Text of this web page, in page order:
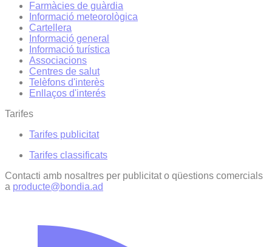
Farmàcies de guàrdia
Informació meteorològica
Cartellera
Informació general
Informació turística
Associacions
Centres de salut
Telèfons d'interès
Enllaços d'interés
Tarifes
Tarifes publicitat
Tarifes classificats
Contacti amb nosaltres per publicitat o qüestions comercials
a producte@bondia.ad